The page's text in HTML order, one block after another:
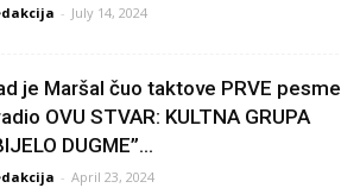
- July 14, 2024
je Maršal čuo taktove PRVE pesme
OVU STVAR: KULTNA GRUPA
DUGME”...
- April 23, 2024